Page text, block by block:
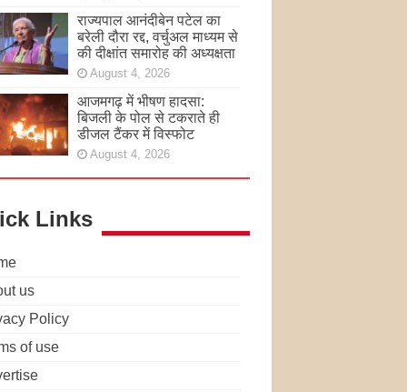
राज्यपाल आनंदीबेन पटेल का
बरेली दौरा रद्द, वर्चुअल माध्यम से
की दीक्षांत समारोह की अध्यक्षता
August 4, 2026
आजमगढ़ में भीषण हादसा:
बिजली के पोल से टकराते ही
डीजल टैंकर में विस्फोट
August 4, 2026
Links
us
Policy
of use